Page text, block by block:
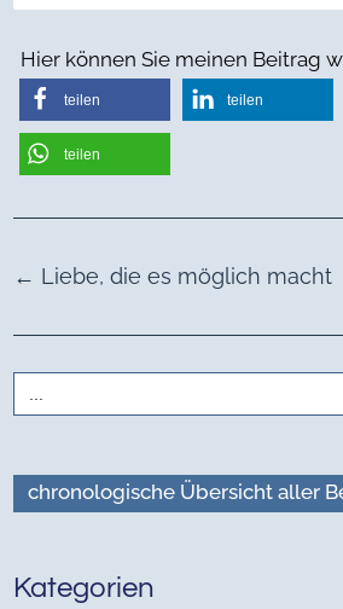
Hier können Sie meinen Beitrag
teilen teilen
teilen
← Liebe, die es möglich macht
Search
for:
chronologische Übersicht aller
Kategorien